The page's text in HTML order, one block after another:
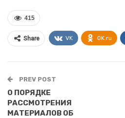
415
Share VK OK.ru
PREV POST
О ПОРЯДКЕ
РАССМОТРЕНИЯ
МАТЕРИАЛОВ ОБ